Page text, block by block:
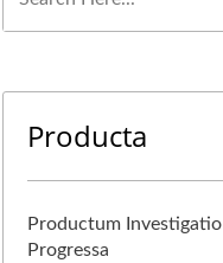
Producta
Productum Investigatio
Progressa